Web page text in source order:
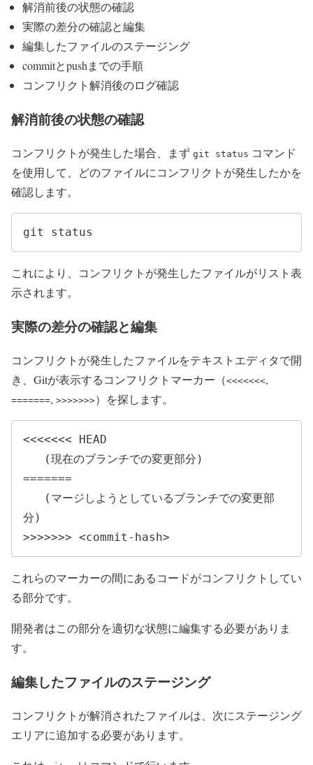
解消前後の状態の確認
実際の差分の確認と編集
編集したファイルのステージング
commitとpushまでの手順
コンフリクト解消後のログ確認
解消前後の状態の確認
コンフリクトが発生した場合、まず git status コマンド
を使用して、どのファイルにコンフリクトが発生したかを
確認します。
git status
これにより、コンフリクトが発生したファイルがリスト表
示されます。
実際の差分の確認と編集
コンフリクトが発生したファイルをテキストエディタで開
き、Gitが表示するコンフリクトマーカー（<<<<<<<,
=======, >>>>>>>）を探します。
<<<<<<< HEAD
=======
分)
>>>>>>> <commit-hash>
これらのマーカーの間にあるコードがコンフリクトしてい
る部分です。
開発者はこの部分を適切な状態に編集する必要がありま
す。
編集したファイルのステージング
コンフリクトが解消されたファイルは、次にステージング
エリアに追加する必要があります。